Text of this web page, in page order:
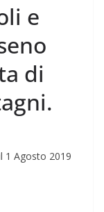
e
di
1 Agosto 2019